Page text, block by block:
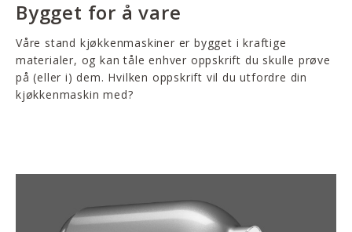
Bygget for å vare
Våre stand kjøkkenmaskiner er bygget i kraftige
materialer, og kan tåle enhver oppskrift du skulle prøve
på (eller i) dem. Hvilken oppskrift vil du utfordre din
kjøkkenmaskin med?